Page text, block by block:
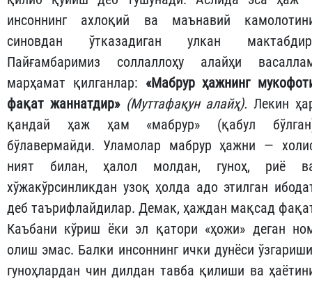
инсоннинг ахлоқий ва маънавий
синовдан ўтказадиган улкан
Пайғамбаримиз соллаллоҳу алайҳи
марҳамат қилганлар: «Мабрур ҳажнинг
фақат жаннатдир» (Муттафақун алайҳ). Лекин
қандай ҳаж ҳам «мабрур» (қабул
бўлавермайди. Уламолар мабрур ҳажни —
ният билан, ҳалол молдан, гуноҳ, риё
хўжакўрсинликдан узоқ ҳолда адо этилган
деб таърифлайдилар. Демак, ҳаждан мақсад
Каъбани кўриш ёки эл қатори «ҳожи» деган
олиш эмас. Балки инсоннинг ички дунёси
гуноҳлардан чин дилдан тавба қилиши ва